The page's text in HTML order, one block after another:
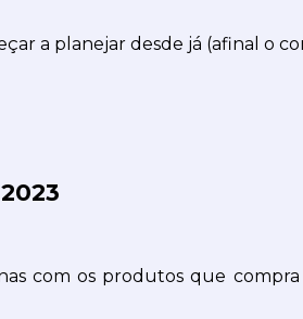
a planejar desde já (afinal o
com os produtos que